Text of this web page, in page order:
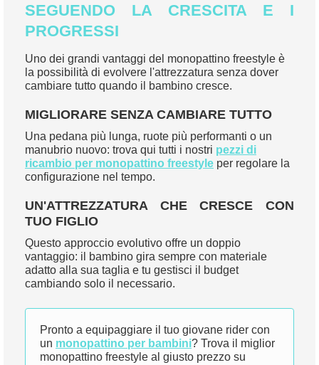
SEGUENDO LA CRESCITA E I
PROGRESSI
Uno dei grandi vantaggi del monopattino freestyle è
la possibilità di evolvere l'attrezzatura senza dover
cambiare tutto quando il bambino cresce.
MIGLIORARE SENZA CAMBIARE TUTTO
Una pedana più lunga, ruote più performanti o un
manubrio nuovo: trova qui tutti i nostri pezzi di
ricambio per monopattino freestyle per regolare la
configurazione nel tempo.
UN'ATTREZZATURA CHE CRESCE CON
TUO FIGLIO
Questo approccio evolutivo offre un doppio
vantaggio: il bambino gira sempre con materiale
adatto alla sua taglia e tu gestisci il budget
cambiando solo il necessario.
Pronto a equipaggiare il tuo giovane rider con
un monopattino per bambini? Trova il miglior
monopattino freestyle al giusto prezzo su